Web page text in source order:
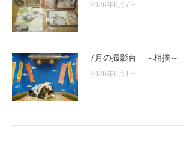
2026年6月7日
7月の撮影台 ～相撲～
2026年6月1日